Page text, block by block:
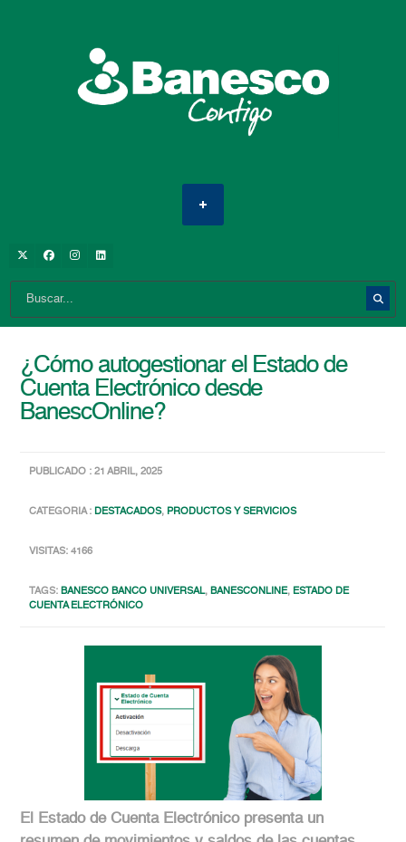
¿Cómo autogestionar el Estado de
Cuenta Electrónico desde
BanescOnline?
PUBLICADO : 21 ABRIL, 2025
CATEGORIA :DESTACADOS, PRODUCTOS Y SERVICIOS
VISITAS: 4166
TAGS:BANESCO BANCO UNIVERSAL,BANESCONLINE, ESTADO DE
CUENTA ELECTRÓNICO
El Estado de Cuenta Electrónico presenta un